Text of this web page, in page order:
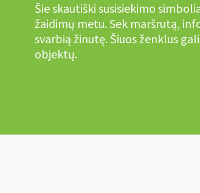
Šie skautiški susisiekimo
žaidimų metu. Sek maršrutą,
svarbią žinutę. Šiuos ženklus
objektų.